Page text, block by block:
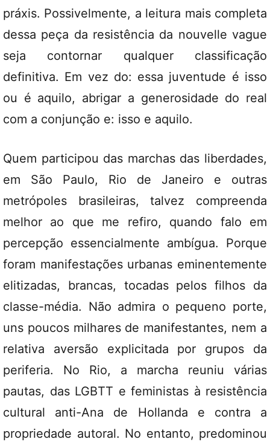
práxis. Possivelmente, a leitura mais completa
dessa peça da resistência da nouvelle vague
seja contornar qualquer classificação
definitiva. Em vez do: essa juventude é isso
ou é aquilo, abrigar a generosidade do real
com a conjunção e: isso e aquilo.
Quem participou das marchas das liberdades,
em São Paulo, Rio de Janeiro e outras
metrópoles brasileiras, talvez compreenda
melhor ao que me refiro, quando falo em
percepção essencialmente ambígua. Porque
foram manifestações urbanas eminentemente
elitizadas, brancas, tocadas pelos filhos da
classe-média. Não admira o pequeno porte,
uns poucos milhares de manifestantes, nem a
relativa aversão explicitada por grupos da
periferia. No Rio, a marcha reuniu várias
pautas, das LGBTT e feministas à resistência
cultural anti-Ana de Hollanda e contra a
propriedade autoral. No entanto, predominou